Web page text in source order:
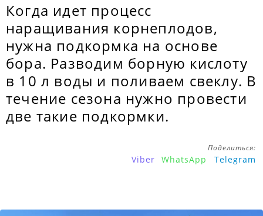
Когда идет процесс
наращивания корнеплодов,
нужна подкормка на основе
бора. Разводим борную кислоту
в 10 л воды и поливаем свеклу. В
течение сезона нужно провести
две такие подкормки.
Поделиться:
Viber WhatsApp Telegram